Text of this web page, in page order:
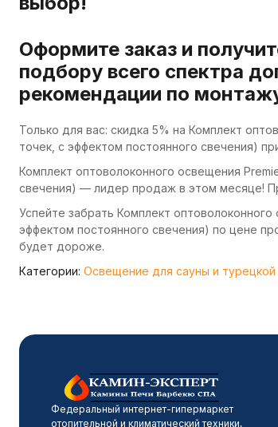
Оформите заказ и
подбору всего спектра
рекомендации по
Только для вас: скидка 5% на Комплект
точек, с эффектом постоянного свечения)
Комплект оптоволоконного освещения
свечения) — лидер продаж в этом месяце!
Успейте забрать Комплект
эффектом постоянного свечения) по цене
будет дороже.
Категории: Освещение для сауны и турецкой
Федеральный интернет-гипермаркет
отопительной и климатический техники,